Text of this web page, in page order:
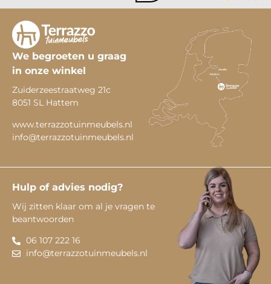
We begroeten u graag
in onze winkel
Zuiderzeestraatweg 21c
8051 SL Hattem
www.terrazzotuinmeubels.nl
info@terrazzotuinmeubels.nl
Hulp of advies nodig?
Wij zitten klaar om al je vragen te
beantwoorden
06 107 222 16
info@terrazzotuinmeubels.nl